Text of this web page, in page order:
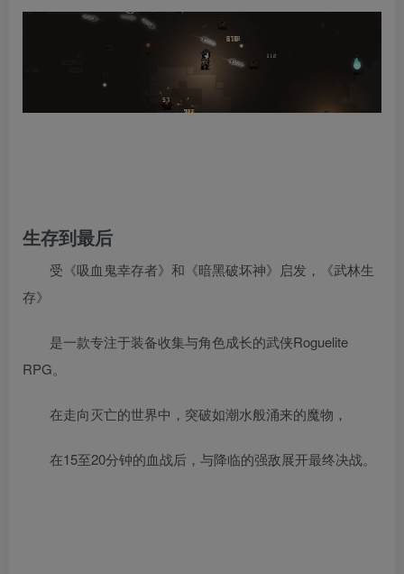
生存到最后
受《吸血鬼幸存者》和《暗黑破坏神》启发，《武林生
存》
是一款专注于装备收集与角色成长的武侠Roguelite
RPG。
在走向灭亡的世界中，突破如潮水般涌来的魔物，
在15至20分钟的血战后，与降临的强敌展开最终决战。